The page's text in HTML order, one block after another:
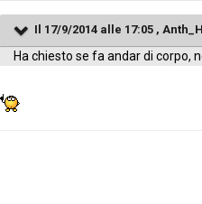
Il 17/9/2014 alle 17:05 ,
Ha chiesto se fa andar di corpo,